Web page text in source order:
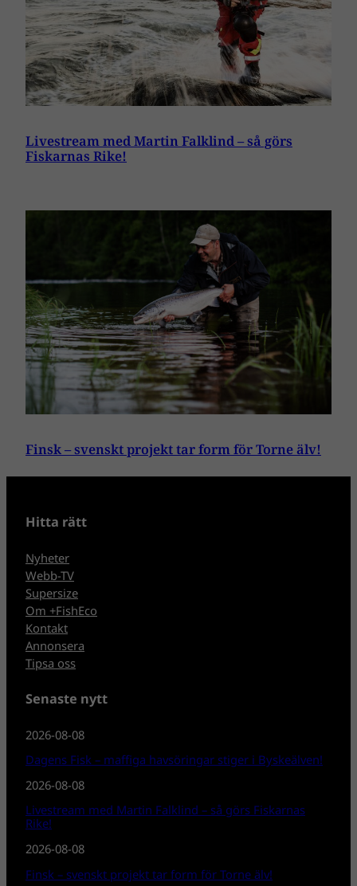
Livestream med Martin Falklind – så görs
Fiskarnas Rike!
Finsk – svenskt projekt tar form för Torne älv!
Hitta rätt
Nyheter
Webb-TV
Supersize
Om +FishEco
Kontakt
Annonsera
Tipsa oss
Senaste nytt
2026-08-08
Dagens Fisk – maffiga havsöringar stiger i Byskeälven!
2026-08-08
Livestream med Martin Falklind – så görs Fiskarnas
Rike!
2026-08-08
Finsk – svenskt projekt tar form för Torne älv!